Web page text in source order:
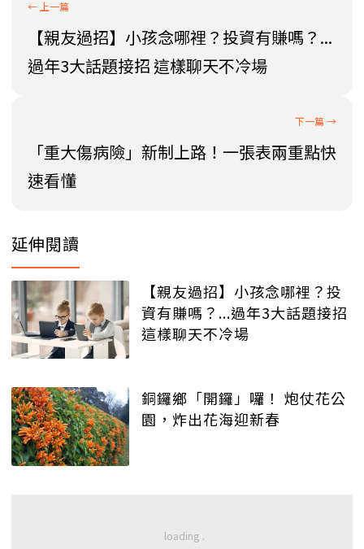
【親友過招】小孩念哪裡？投資有賺嗎？...
過年3大話題接招 這樣聊天不冷場
「重大傷病險」新制上路！一張表兩重點快
速看懂
延伸閱讀
【親友過招】小孩念哪裡？投
資有賺嗎？...過年3大話題接招
這樣聊天不冷場
銅鑼鄉「開鑼」囉！ 炮仗花公
園，炸出花海迎新春